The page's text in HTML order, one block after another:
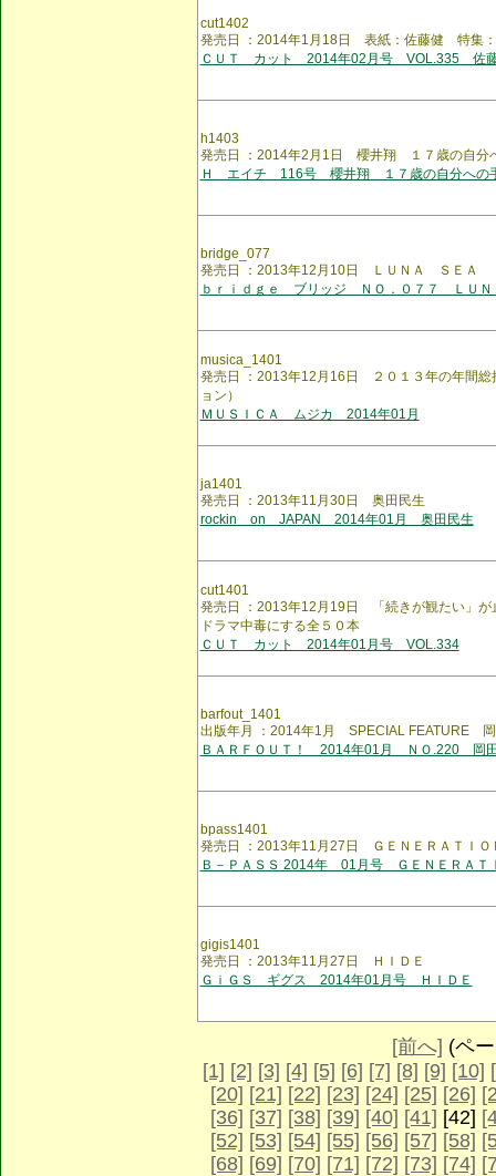
cut1402
発売日 ：2014年1月18日 表紙：佐藤健 特集：
ＣＵＴ カット 2014年02月号 VOL.335 佐
h1403
発売日 ：2014年2月1日 櫻井翔 １７歳の自分
Ｈ エイチ 116号 櫻井翔 １７歳の自分への
bridge_077
発売日 ：2013年12月10日 ＬＵＮＡ ＳＥＡ
ｂｒｉｄｇｅ ブリッジ ＮＯ．０７７ ＬＵ
musica_1401
発売日 ：2013年12月16日 ２０１３年の年間総
ョン）
ＭＵＳＩＣＡ ムジカ 2014年01月
ja1401
発売日 ：2013年11月30日 奥田民生
rockin on JAPAN 2014年01月 奥田民生
cut1401
発売日 ：2013年12月19日 「続きが観たい」
ドラマ中毒にする全５０本
ＣＵＴ カット 2014年01月号 VOL.334
barfout_1401
出版年月 ：2014年1月 SPECIAL FEATURE 岡
ＢＡＲＦＯＵＴ！ 2014年01月 ＮＯ.220 岡
bpass1401
発売日 ：2013年11月27日 ＧＥＮＥＲＡＴＩＯ
Ｂ－ＰＡＳＳ 2014年 01月号 ＧＥＮＥＲＡＴ
gigis1401
発売日 ：2013年11月27日 ＨＩＤＥ
ＧｉＧＳ ギグス 2014年01月号 ＨＩＤＥ
[前へ] (ペ
[1] [2] [3] [4] [5] [6] [7] [8] [9] [10]
[20] [21] [22] [23] [24] [25] [26]
[36] [37] [38] [39] [40] [41] [42]
[52] [53] [54] [55] [56] [57] [58]
[68] [69] [70] [71] [72] [73] [74]